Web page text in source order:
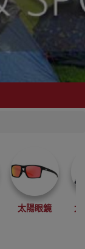
太陽眼鏡 太